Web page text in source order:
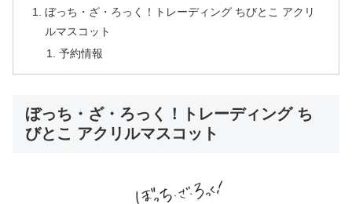
ぼっち・ざ・ろっく！トレーディング ちびとこ アクリ
ルマスコット
予約情報
ぼっち・ざ・ろっく！トレーディング ち
びとこ アクリルマスコット